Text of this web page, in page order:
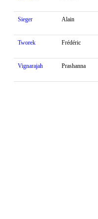
Sieger Alain
Tworek Frédéric
Vignarajah Prashanna